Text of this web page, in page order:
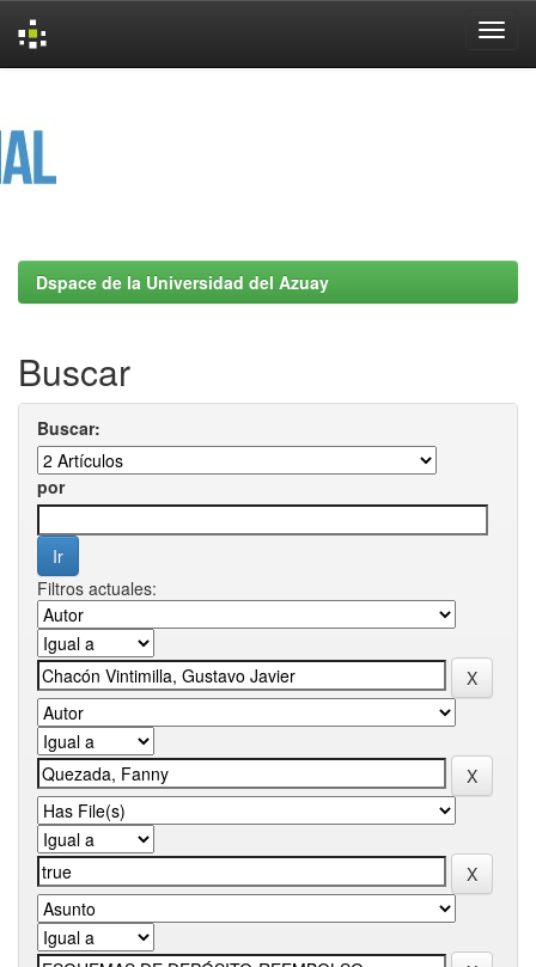
Dspace de la Universidad del Azuay
Buscar
Buscar:
por
Filtros actuales: